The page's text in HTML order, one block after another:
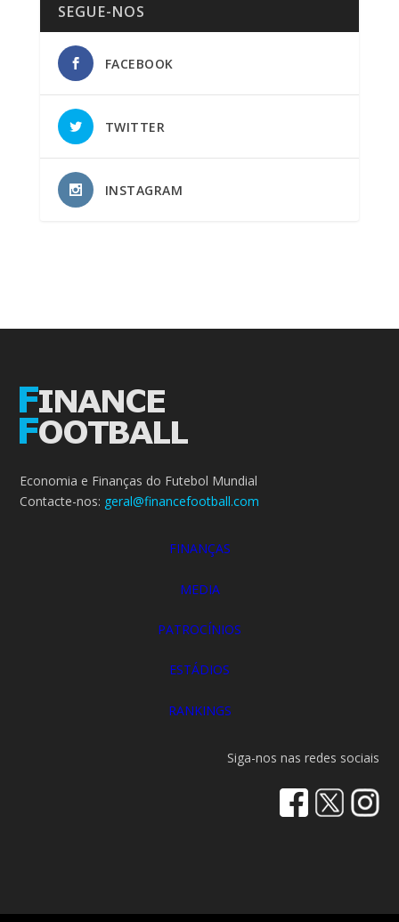
SEGUE-NOS
FACEBOOK
TWITTER
INSTAGRAM
Economia e Finanças do Futebol Mundial
Contacte-nos: geral@financefootball.com
FINANÇAS
MEDIA
PATROCÍNIOS
ESTÁDIOS
RANKINGS
Siga-nos nas redes sociais